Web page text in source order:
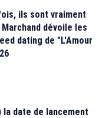
ils sont vraiment
dévoile les
dating de "L'Amour
la date de lancement